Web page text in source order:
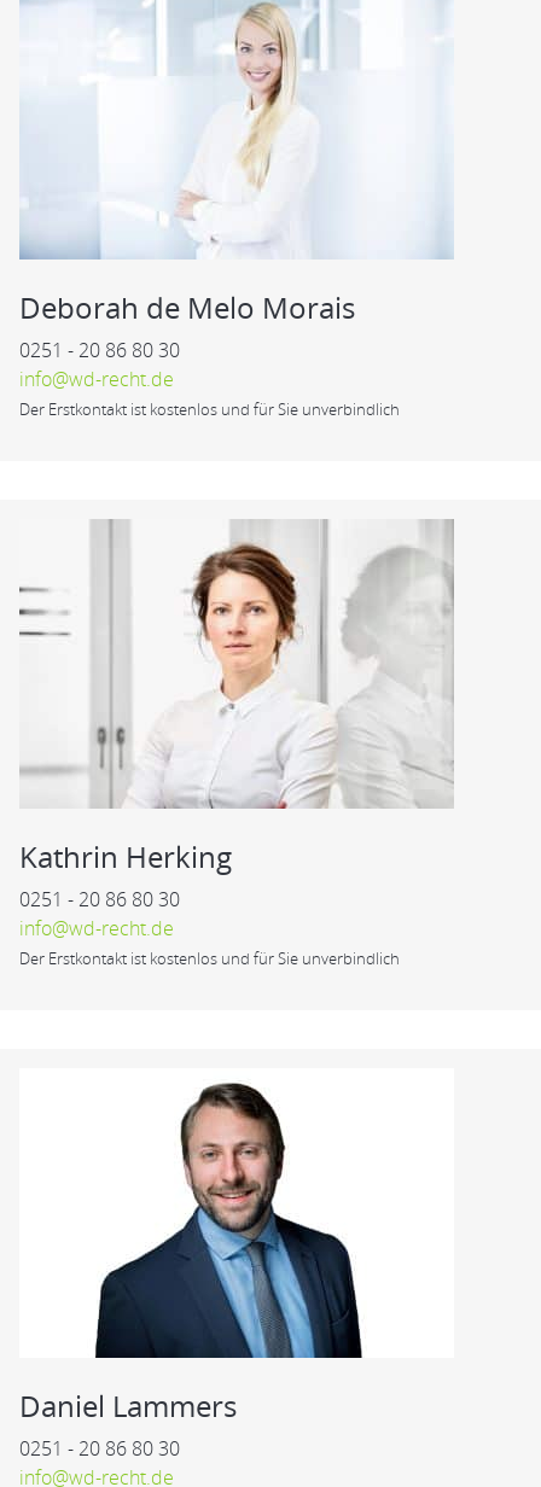
Deborah de Melo Morais
0251 - 20 86 80 30
info@wd-recht.de
Der Erstkontakt ist kostenlos und für Sie unverbindlich
Kathrin Herking
0251 - 20 86 80 30
info@wd-recht.de
Der Erstkontakt ist kostenlos und für Sie unverbindlich
Daniel Lammers
0251 - 20 86 80 30
info@wd-recht.de